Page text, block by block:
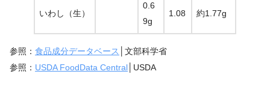
いわし（生）
0.6
9g
1.08 約1.77g
参照： 食品成分データベース
│文部科学省
参照： USDA FoodData Central │USDA